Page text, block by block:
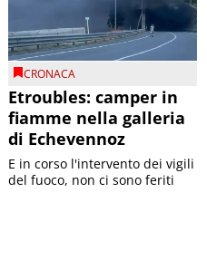
CRONACA
Etroubles: camper in
fiamme nella galleria
di Echevennoz
E in corso l'intervento dei vigili
del fuoco, non ci sono feriti